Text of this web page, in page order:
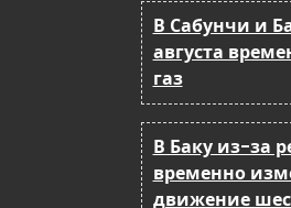
В Сабунчи и
августа
газ
В Баку из-за
временно
движение